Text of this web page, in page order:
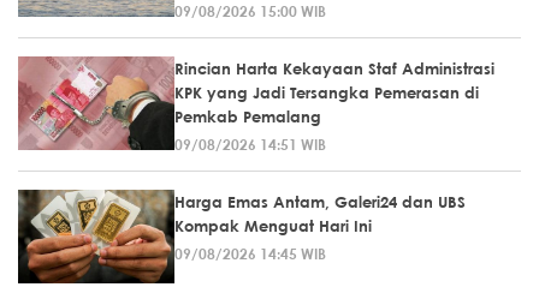
09/08/2026 15:00 WIB
Rincian Harta Kekayaan Staf Administrasi
KPK yang Jadi Tersangka Pemerasan di
Pemkab Pemalang
09/08/2026 14:51 WIB
Harga Emas Antam, Galeri24 dan UBS
Kompak Menguat Hari Ini
09/08/2026 14:45 WIB